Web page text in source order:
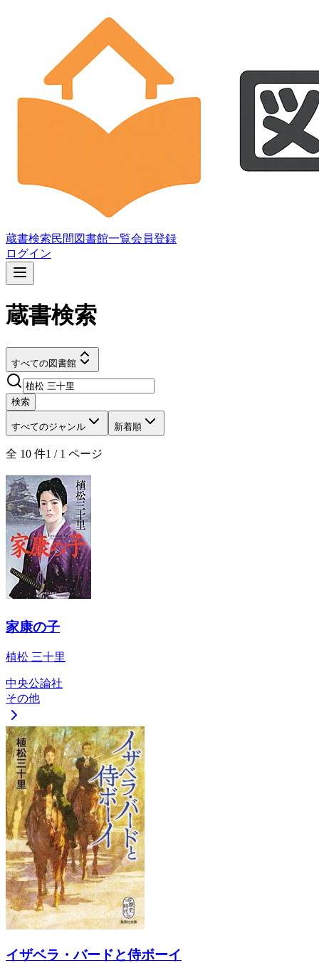
蔵書検索民間図書館一覧会員登録
ログイン
蔵書検索
すべての図書館
検索
すべてのジャンル 新着順
全 10 件1 / 1 ページ
家康の子
植松 三十里
中央公論社
その他
イザベラ・バードと侍ボーイ